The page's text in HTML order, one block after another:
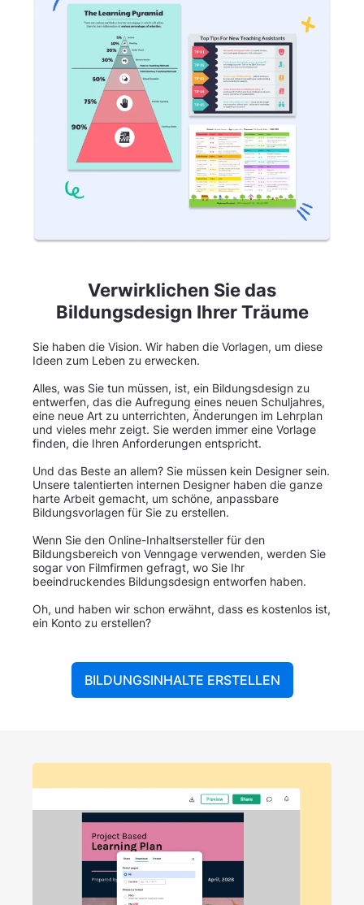
Verwirklichen Sie das
Bildungsdesign Ihrer Träume
Sie haben die Vision. Wir haben die Vorlagen, um diese
Ideen zum Leben zu erwecken.
Alles, was Sie tun müssen, ist, ein Bildungsdesign zu
entwerfen, das die Aufregung eines neuen Schuljahres,
eine neue Art zu unterrichten, Änderungen im Lehrplan
und vieles mehr zeigt. Sie werden immer eine Vorlage
finden, die Ihren Anforderungen entspricht.
Und das Beste an allem? Sie müssen kein Designer sein.
Unsere talentierten internen Designer haben die ganze
harte Arbeit gemacht, um schöne, anpassbare
Bildungsvorlagen für Sie zu erstellen.
Wenn Sie den Online-Inhaltsersteller für den
Bildungsbereich von Venngage verwenden, werden Sie
sogar von Filmfirmen gefragt, wo Sie Ihr
beeindruckendes Bildungsdesign entworfen haben.
Oh, und haben wir schon erwähnt, dass es kostenlos ist,
ein Konto zu erstellen?
BILDUNGSINHALTE ERSTELLEN